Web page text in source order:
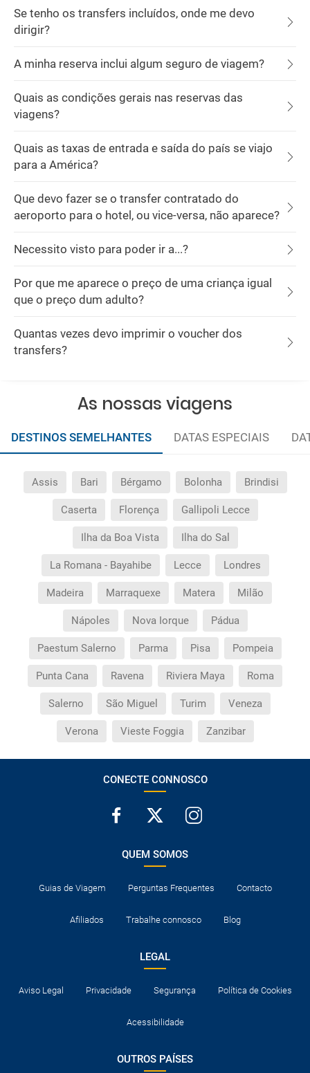
Se tenho os transfers incluídos, onde me devo
dirigir?
A minha reserva inclui algum seguro de viagem?
Quais as condições gerais nas reservas das
viagens?
Quais as taxas de entrada e saída do país se viajo
para a América?
Que devo fazer se o transfer contratado do
aeroporto para o hotel, ou vice-versa, não aparece?
Necessito visto para poder ir a...?
Por que me aparece o preço de uma criança igual
que o preço dum adulto?
Quantas vezes devo imprimir o voucher dos
transfers?
As nossas viagens
DESTINOS SEMELHANTES DATAS ESPECIAIS
Assis Bari Bérgamo Bolonha Brindisi
Caserta Florença Gallipoli Lecce
Ilha da Boa Vista Ilha do Sal
La Romana - Bayahibe Lecce Londres
Madeira Marraquexe Matera Milão
Nápoles Nova Iorque Pádua
Paestum Salerno Parma Pisa Pompeia
Punta Cana Ravena Riviera Maya Roma
Salerno São Miguel Turim Veneza
Verona Vieste Foggia Zanzibar
CONECTE CONNOSCO
QUEM SOMOS
Guias de Viagem Perguntas Frequentes Contacto
Afiliados Trabalhe connosco Blog
LEGAL
Aviso Legal Privacidade Segurança Política de Cookies
Acessibilidade
OUTROS PAÍSES